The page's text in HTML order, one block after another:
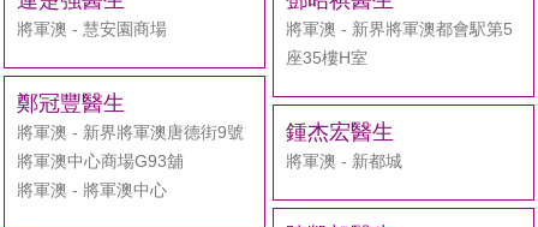
將軍澳 - 慧安園商場
將軍澳 - 新界將軍澳都會駅第5
座35樓H室
鄭冠豐醫生
將軍澳 - 新界將軍澳唐德街9號
將軍澳中心商場G93舖
將軍澳 - 將軍澳中心
鍾杰宏醫生
將軍澳 - 新都城